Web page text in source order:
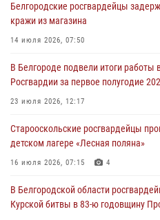
Росгвардейцы оказали помощь
FPV-дрона ВСУ в Белгородской
Ведомственная акция «Каникулы с
пришкольном лагере Старого Оскола
Белгородские росгвардейцы
кражи из магазина
14 июля 2026, 07:50
В Белгороде подвели итоги работы
Росгвардии за первое полугодие
23 июля 2026, 12:17
Старооскольские росгвардейцы
детском лагере «Лесная поляна»
16 июля 2026, 07:15 4
В Белгородской области
Курской битвы в 83-ю годовщину